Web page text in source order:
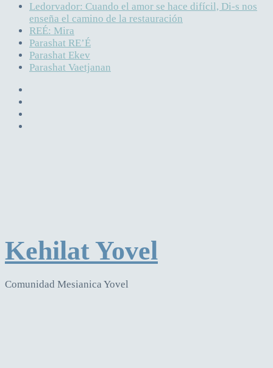
Ledorvador: Cuando el amor se hace difícil, Di-s nos
enseña el camino de la restauración
REÉ: Mira
Parashat RE’É
Parashat Ekev
Parashat Vaetjanan
Kehilat Yovel
Comunidad Mesianica Yovel